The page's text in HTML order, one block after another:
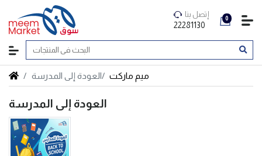
إتصل بنا
22281130
0
ميم ماركت العودة إلى المدرسة
العودة إلى المدرسة